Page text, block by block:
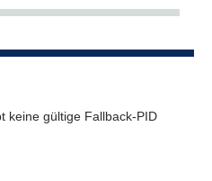
keine gültige Fallback-PID